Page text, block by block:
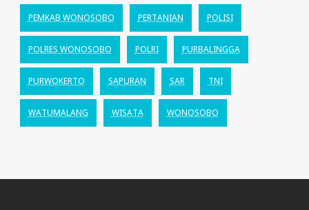
PEMKAB WONOSOBO PERTANIAN POLISI
POLRES WONOSOBO POLRI PURBALINGGA
PURWOKERTO SAPURAN SAR TNI
WATUMALANG WISATA WONOSOBO